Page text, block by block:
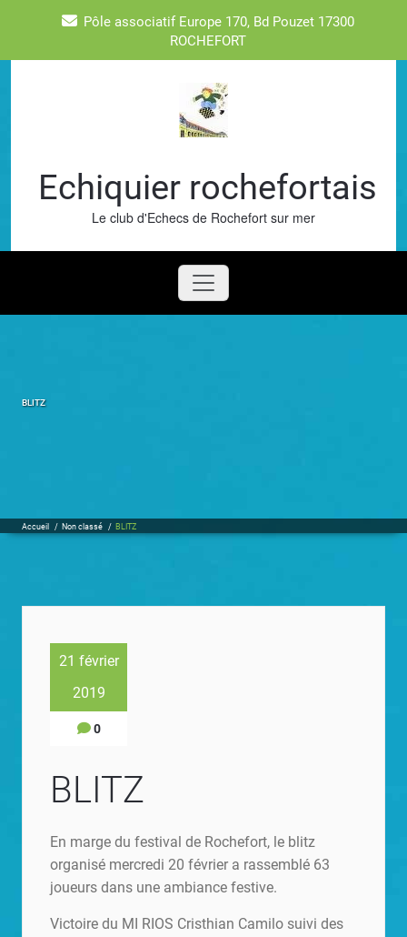
Pôle associatif Europe 170, Bd Pouzet 17300
ROCHEFORT
Echiquier rochefortais
Le club d'Echecs de Rochefort sur mer
BLITZ
Accueil / Non classé / BLITZ
21 février
2019
0
BLITZ
En marge du festival de Rochefort, le blitz
organisé mercredi 20 février a rassemblé 63
joueurs dans une ambiance festive.
Victoire du MI RIOS Cristhian Camilo suivi des